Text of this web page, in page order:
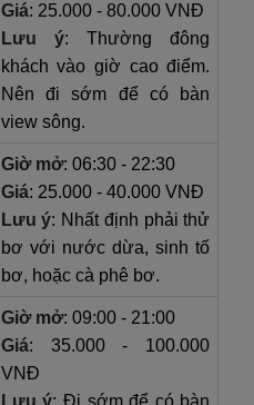
Giá: 25.000 - 80.000 VNĐ
Lưu ý: Thường đông
khách vào giờ cao điểm.
Nên đi sớm để có bàn
view sông.
Giờ mở: 06:30 - 22:30
Giá: 25.000 - 40.000 VNĐ
Lưu ý: Nhất định phải thử
bơ với nước dừa, sinh tố
bơ, hoặc cà phê bơ.
Giờ mở: 09:00 - 21:00
Giá: 35.000 - 100.000
VNĐ